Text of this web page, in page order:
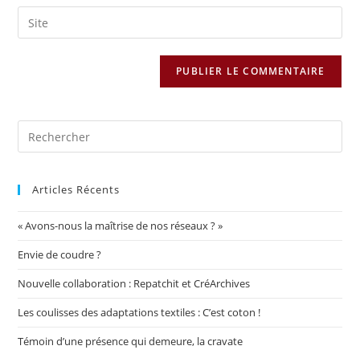
Articles Récents
« Avons-nous la maîtrise de nos réseaux ? »
Envie de coudre ?
Nouvelle collaboration : Repatchit et CréArchives
Les coulisses des adaptations textiles : C’est coton !
Témoin d’une présence qui demeure, la cravate